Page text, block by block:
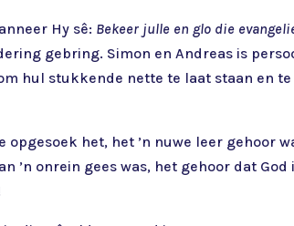
Hy sê: Bekeer julle en glo die
gebring. Simon en Andreas is
hul stukkende nette te laat staan en
het, het ’n nuwe leer gehoor
’n onrein gees was, het gehoor dat